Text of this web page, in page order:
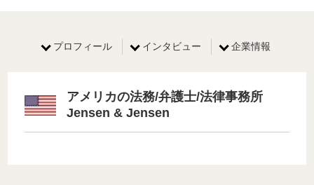
プロフィール インタビュー 企業情報
アメリカの法務/弁護士/法律事務所
Jensen & Jensen